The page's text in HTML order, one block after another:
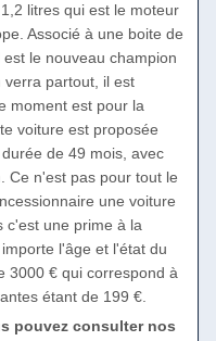
litres qui est le moteur
Associé à une boite de
le nouveau champion
partout, il est
moment est pour la
voiture est proposée
de 49 mois, avec
Ce n'est pas pour tout le
une voiture
c'est une prime à la
l'âge et l'état du
3000 € qui correspond à
étant de 199 €.
pouvez consulter nos